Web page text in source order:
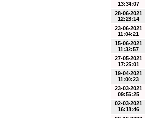
13:34:07
28-06-2021
12:28:14
23-06-2021
11:04:21
15-06-2021
11:32:57
27-05-2021
17:25:01
19-04-2021
11:00:23
23-03-2021
09:56:25
02-03-2021
16:18:46